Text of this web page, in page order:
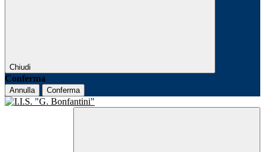
Chiudi
Conferma
Annulla Conferma